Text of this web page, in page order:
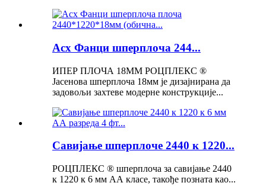
Асх Фанци шперплоча 244...
ИПЕР ПЛОЧА 18ММ РОЦПЛЕКС ®
Јасенова шперплоча 18мм је дизајнирана да
задовољи захтеве модерне конструкције...
Савијање шперплоче 2440 к 1220...
РОЦПЛЕКС ® шперплоча за савијање 2440
к 1220 к 6 мм АА класе, такође позната као...